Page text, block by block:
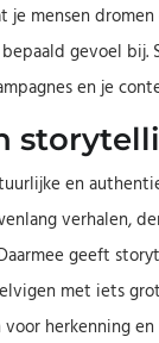
mensen
gevoel
en je
en
verhalen,
geeft
met iets
herkenning